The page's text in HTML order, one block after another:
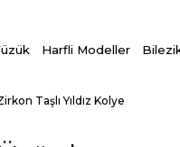
Harfli Modeller
Taşlı Yıldız Kolye